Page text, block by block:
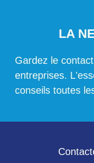
LA
Gardez le
entreprises.
conseils toutes